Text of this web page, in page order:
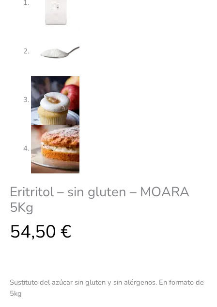
Eritritol – sin gluten – MOARA
5Kg
54,50 €
Sustituto del azúcar sin gluten y sin alérgenos. En formato de
5kg